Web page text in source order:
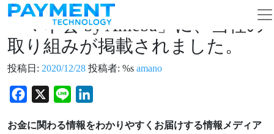
コンテンツへスキップ
メインナビゲーション
「マネ会 by Ameba」に、当社の
取り組みが掲載されました。
投稿日: 2020/12/28 投稿者: %s amano
Facebook
X Line
お金に関わる情報をわかりやすくお届けする情報メディア